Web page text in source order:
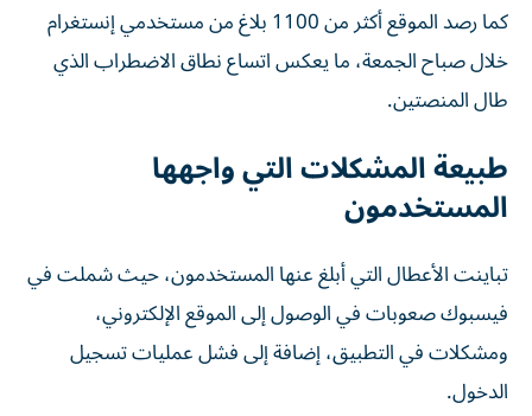
كما رصد الموقع أكثر من 1100 بلاغ من مستخدمي إنستغرام
خلال صباح الجمعة، ما يعكس اتساع نطاق الاضطراب الذي
طال المنصتين.
طبيعة المشكلات التي واجهها
المستخدمون
تباينت الأعطال التي أبلغ عنها المستخدمون، حيث شملت في
فيسبوك صعوبات في الوصول إلى الموقع الإلكتروني،
ومشكلات في التطبيق، إضافة إلى فشل عمليات تسجيل
الدخول.